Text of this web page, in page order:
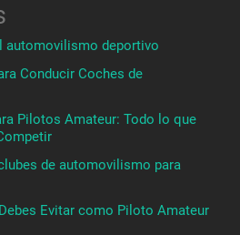
automovilismo deportivo
Conducir Coches de
Pilotos Amateur: Todo lo que
de automovilismo para
Evitar como Piloto Amateur